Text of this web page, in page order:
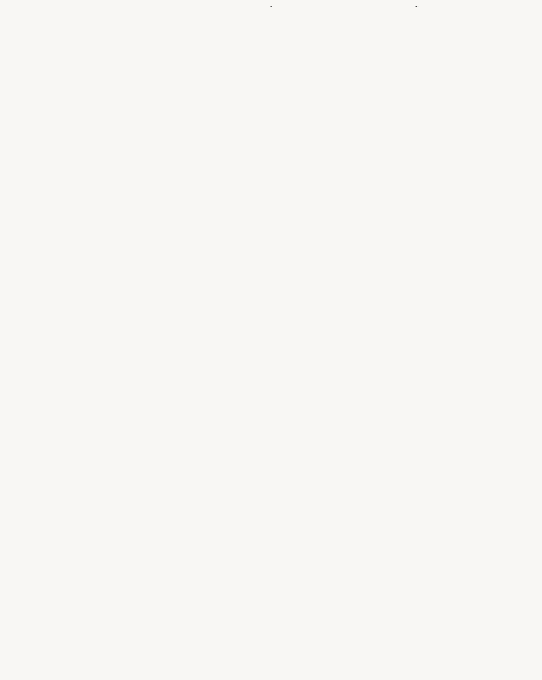
Estados Unidos y se graduó de Antropología Cultural,